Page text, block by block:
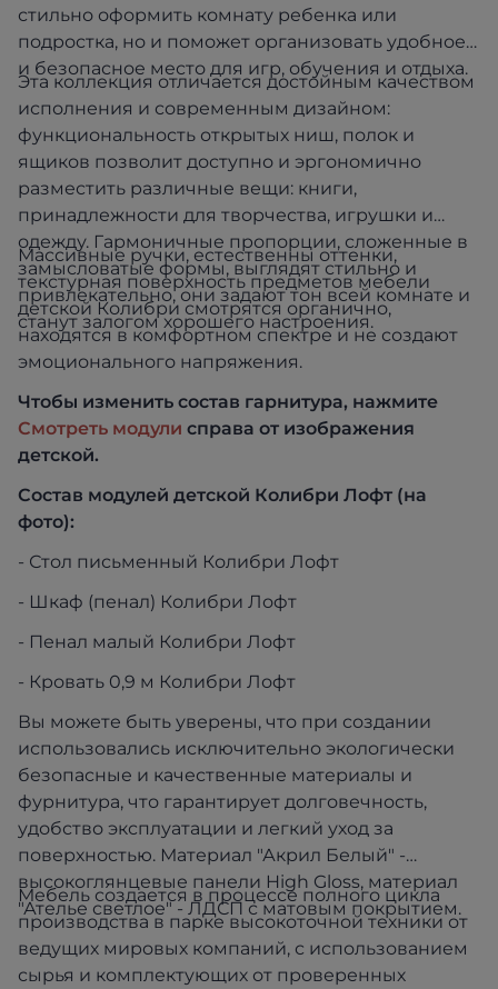
стильно оформить комнату ребенка или
подростка, но и поможет организовать удобное
и безопасное место для игр, обучения и отдыха.
Эта коллекция отличается достойным качеством
исполнения и современным дизайном:
функциональность открытых ниш, полок и
ящиков позволит доступно и эргономично
разместить различные вещи: книги,
принадлежности для творчества, игрушки и
одежду. Гармоничные пропорции, сложенные в
замысловатые формы, выглядят стильно и
привлекательно, они задают тон всей комнате и
станут залогом хорошего настроения.
Массивные ручки, естественны оттенки,
текстурная поверхность предметов мебели
детской Колибри смотрятся органично,
находятся в комфортном спектре и не создают
эмоционального напряжения.
Чтобы изменить состав гарнитура, нажмите
Смотреть модули справа от изображения
детской.
Состав модулей детской Колибри Лофт (на
фото):
- Стол письменный Колибри Лофт
- Шкаф (пенал) Колибри Лофт
- Пенал малый Колибри Лофт
- Кровать 0,9 м Колибри Лофт
Вы можете быть уверены, что при создании
использовались исключительно экологически
безопасные и качественные материалы и
фурнитура, что гарантирует долговечность,
удобство эксплуатации и легкий уход за
поверхностью. Материал "Акрил Белый" -
высокоглянцевые панели High Gloss, материал
"Ателье светлое" - ЛДСП с матовым покрытием.
Мебель создается в процессе полного цикла
производства в парке высокоточной техники от
ведущих мировых компаний, с использованием
сырья и комплектующих от проверенных